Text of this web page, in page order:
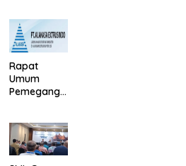
Rapat
Umum
Pemegang
Alakasa
Industrindo
Tbk 2026